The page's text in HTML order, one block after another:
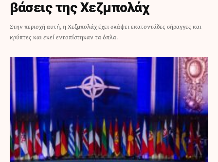
βάσεις της Χεζμπολάχ
Στην περιοχή αυτή, η Χεζμπολάχ έχει σκάψει εκατοντάδες σήραγγες και
κρύπτες και εκεί εντοπίστηκαν τα όπλα.